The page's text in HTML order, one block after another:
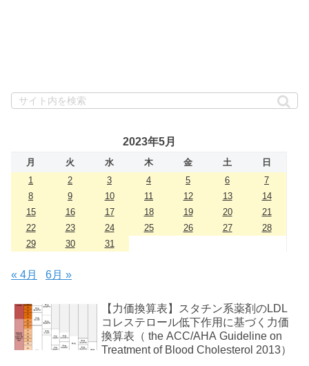
2023年5月
月 火 水 木 金 土
日
1
2 3 4 5 6
7
8
9 10 11 12 13
14
15
16 17 18 19 20
21
22
23 24 25 26 27
28
29
30 31
« 4月 6月 »
【力価換算表】スタチン系薬剤のLDL
コレステロール低下作用に基づく力価
換算表（ the ACC/AHA Guideline on
Treatment of Blood Cholesterol 2013）